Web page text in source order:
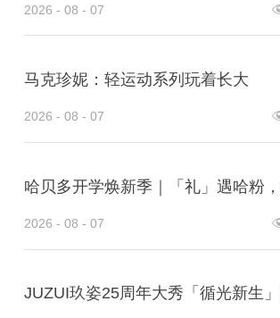
2026 - 08 - 07
马克珍妮：轻运动系列玩着长大
2026 - 08 - 07
哈贝多开学焕新季｜「礼」遇哈粉
2026 - 08 - 07